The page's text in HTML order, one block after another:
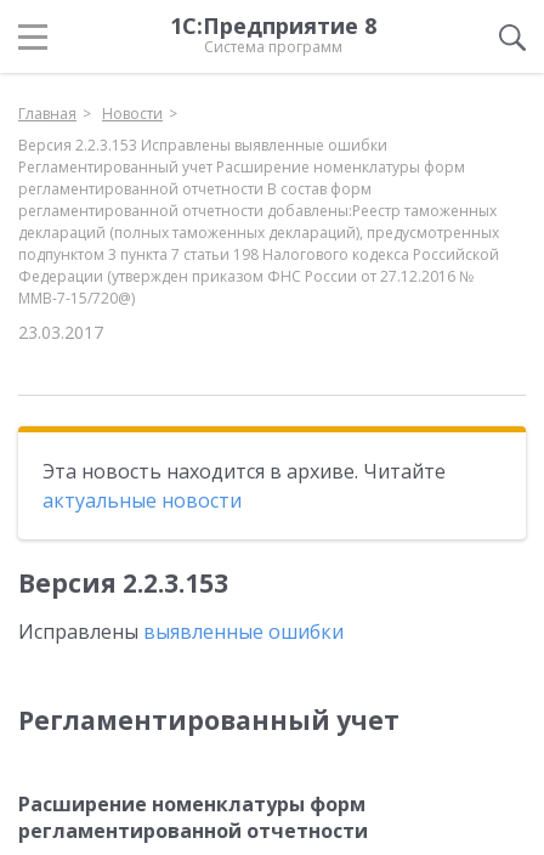
1С:Предприятие 8
Система программ
Главная
Новости
Версия 2.2.3.153 Исправлены выявленные ошибки
Регламентированный учет Расширение номенклатуры форм
регламентированной отчетности В состав форм
регламентированной отчетности добавлены:Реестр таможенных
деклараций (полных таможенных деклараций), предусмотренных
подпунктом 3 пункта 7 статьи 198 Налогового кодекса Российской
Федерации (утвержден приказом ФНС России от 27.12.2016 №
ММВ-7-15/720@)
23.03.2017
Эта новость находится в архиве. Читайте
актуальные новости
Версия 2.2.3.153
Исправлены выявленные ошибки
Регламентированный учет
Расширение номенклатуры форм
регламентированной отчетности